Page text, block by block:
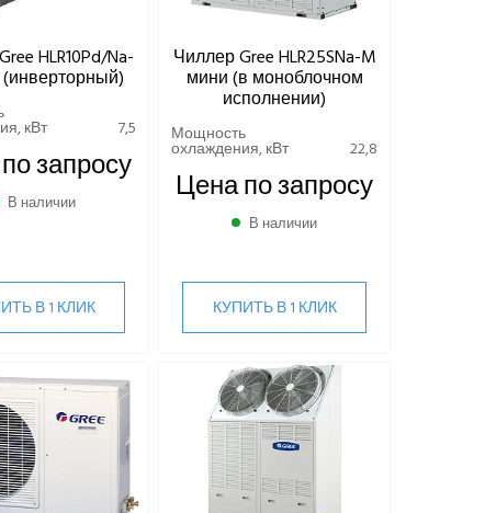
HLR10Pd/Na-
кВт 7,5
запросу
В наличии
В 1 КЛИК
Чиллер Gree HLR25SNa-M
мини (в моноблочном
исполнении)
Мощность
охлаждения, кВт 22,8
Цена по запросу
В наличии
КУПИТЬ В 1 КЛИК